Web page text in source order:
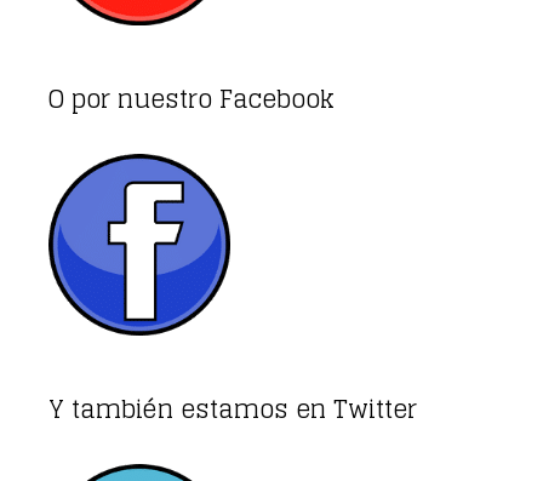
O por nuestro Facebook
Y también estamos en Twitter